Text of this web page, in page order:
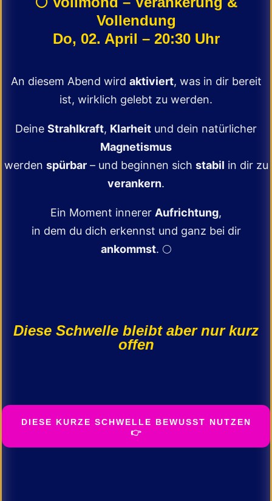
Vollendung
Do, 02. April – 20:30 Uhr
An diesem Abend wird aktiviert, was in dir bereit
ist, wirklich gelebt zu werden.
Deine Strahlkraft, Klarheit und dein natürlicher
Magnetismus
werden spürbar– und beginnen sich stabil in dir zu
verankern.
Ein Moment innerer Aufrichtung,
in dem du dich erkennst und ganz bei dir
ankommst. 🌕
Diese Schwelle bleibt aber nur kurz
offen
DIESE KURZE SCHWELLE BEWUSST NUTZEN
👉